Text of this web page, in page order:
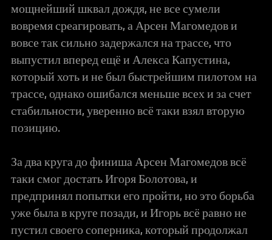
мощнейший шквал дождя, не все сумели
вовремя среагировать, а Арсен Магомедов и
вовсе так сильно задержался на трассе, что
выпустил вперед ещё и Алекса Капустина,
который хоть и не был быстрейшим пилотом на
трассе, однако ошибался меньше всех и за счет
стабильности, уверенно всё таки взял вторую
позицию.
За два круга до финиша Арсен Магомедов всё
таки смог достать Игоря Болотова, и
предпринял попытки его пройти, но это борьба
уже была в круге позади, и Игорь всё равно не
пустил своего соперника, который продолжал